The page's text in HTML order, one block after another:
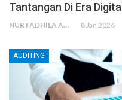
Tantangan Di Era Digital
NUR FADHILA AMRI, SE., AK., M.SI 8 Jan 2026
AUDITING